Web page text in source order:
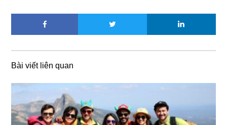
Bài viết liên quan